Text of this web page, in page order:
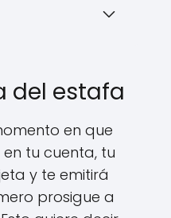
del estafa
en que
tu cuenta, tu
y te emitirá
prosigue a